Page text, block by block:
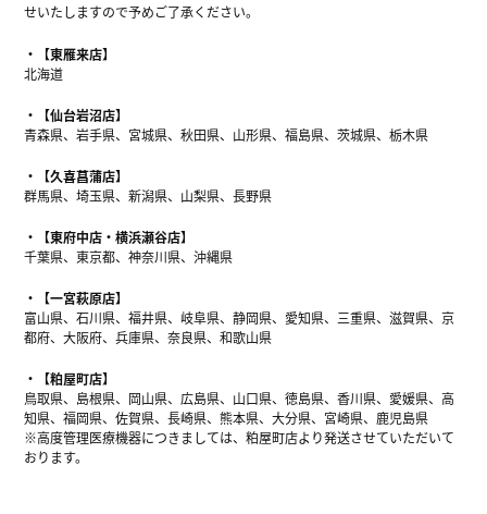
せいたしますので予めご了承ください。
【東雁来店】
北海道
【仙台岩沼店】
青森県、岩手県、宮城県、秋田県、山形県、福島県、茨城県、栃木県
【久喜菖蒲店】
群馬県、埼玉県、新潟県、山梨県、長野県
【東府中店・横浜瀬谷店】
千葉県、東京都、神奈川県、沖縄県
【一宮萩原店】
富山県、石川県、福井県、岐阜県、静岡県、愛知県、三重県、滋賀県、京
都府、大阪府、兵庫県、奈良県、和歌山県
【粕屋町店】
鳥取県、島根県、岡山県、広島県、山口県、徳島県、香川県、愛媛県、高
知県、福岡県、佐賀県、長崎県、熊本県、大分県、宮崎県、鹿児島県
※高度管理医療機器につきましては、粕屋町店より発送させていただいて
おります。